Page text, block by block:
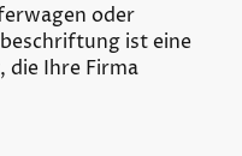
oder
ist eine
die Ihre Firma